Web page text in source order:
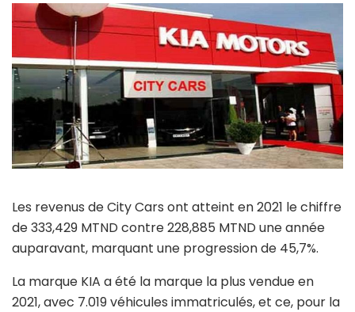
Les revenus de City Cars ont atteint en 2021 le chiffre
de 333,429 MTND contre 228,885 MTND une année
auparavant, marquant une progression de 45,7%.
La marque KIA a été la marque la plus vendue en
2021, avec 7.019 véhicules immatriculés, et ce, pour la